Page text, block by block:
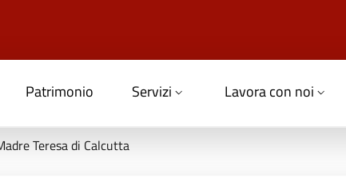
Patrimonio Servizi Lavora con noi
Teresa di Calcutta